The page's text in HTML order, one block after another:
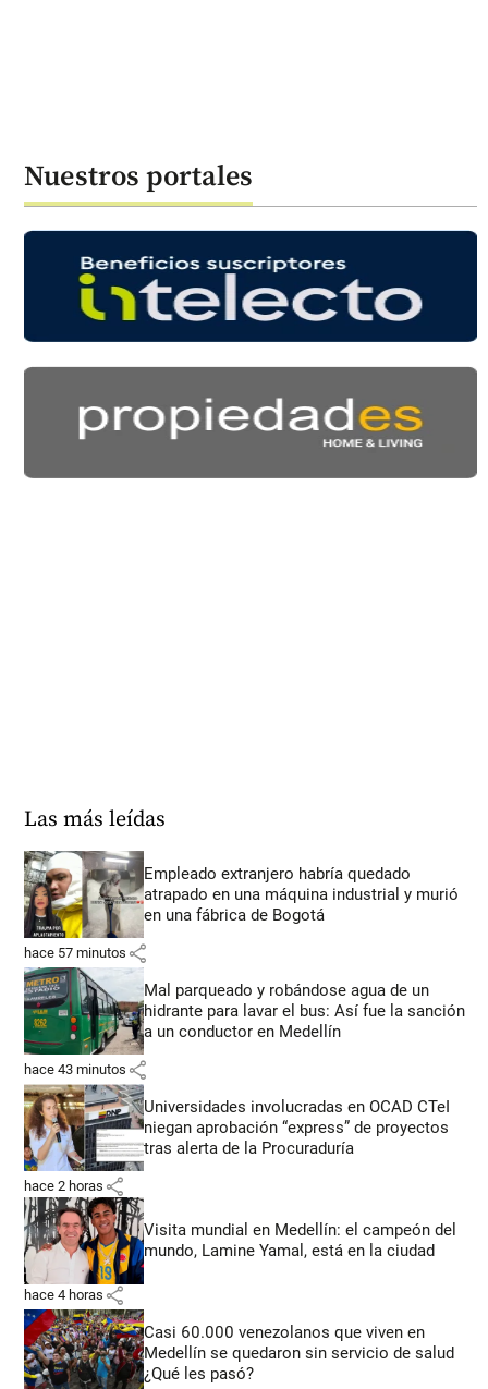
Nuestros portales
Las más leídas
Empleado extranjero habría quedado
atrapado en una máquina industrial y murió
en una fábrica de Bogotá
hace 57 minutos share
Mal parqueado y robándose agua de un
hidrante para lavar el bus: Así fue la sanción
a un conductor en Medellín
hace 43 minutos share
Universidades involucradas en OCAD CTeI
niegan aprobación “express” de proyectos
tras alerta de la Procuraduría
hace 2 horas share
Visita mundial en Medellín: el campeón del
mundo, Lamine Yamal, está en la ciudad
hace 4 horas share
Casi 60.000 venezolanos que viven en
Medellín se quedaron sin servicio de salud
¿Qué les pasó?